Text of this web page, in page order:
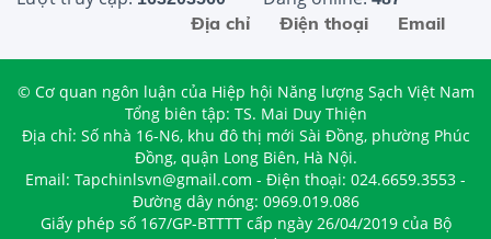
Email
Điện thoại
Địa chỉ
© Cơ quan ngôn luận của Hiệp hội Năng lượng Sạch Việt Nam
Tổng biên tập: TS. Mai Duy Thiện
Địa chỉ: Số nhà 16-N6, khu đô thị mới Sài Đồng, phường Phúc
Đồng, quận Long Biên, Hà Nội.
Email: Tapchinlsvn@gmail.com - Điện thoại: 024.6659.3553 -
Đường dây nóng: 0969.019.086
Giấy phép số 167/GP-BTTTT cấp ngày 26/04/2019 của Bộ